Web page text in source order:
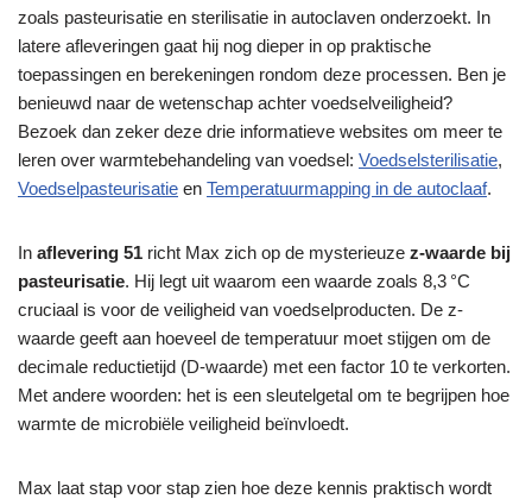
zoals pasteurisatie en sterilisatie in autoclaven onderzoekt. In
latere afleveringen gaat hij nog dieper in op praktische
toepassingen en berekeningen rondom deze processen. Ben je
benieuwd naar de wetenschap achter voedselveiligheid?
Bezoek dan zeker deze drie informatieve websites om meer te
leren over warmtebehandeling van voedsel: Voedselsterilisatie,
Voedselpasteurisatie en Temperatuurmapping in de autoclaaf.
In aflevering 51 richt Max zich op de mysterieuze z-waarde bij
pasteurisatie. Hij legt uit waarom een waarde zoals 8,3 °C
cruciaal is voor de veiligheid van voedselproducten. De z-
waarde geeft aan hoeveel de temperatuur moet stijgen om de
decimale reductietijd (D-waarde) met een factor 10 te verkorten.
Met andere woorden: het is een sleutelgetal om te begrijpen hoe
warmte de microbiële veiligheid beïnvloedt.
Max laat stap voor stap zien hoe deze kennis praktisch wordt